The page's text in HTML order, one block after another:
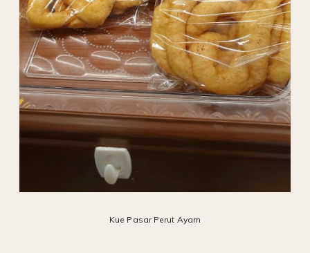
Kue Pasar Perut Ayam